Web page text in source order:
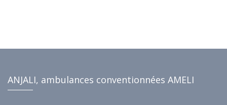
ANJALI, ambulances conventionnées AMELI